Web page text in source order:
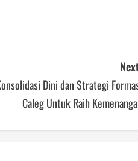
Dini dan Strategi
Caleg Untuk Raih